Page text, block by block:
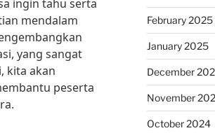
ingin tahu serta
mendalam
yang sangat
kita akan
peserta
February 2025
January 2025
December
November
October 2024